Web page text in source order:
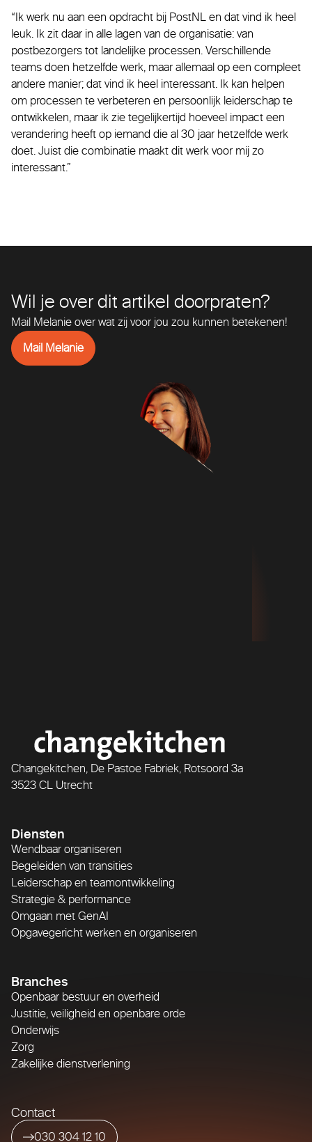
“Ik werk nu aan een opdracht bij PostNL en dat vind ik heel
leuk. Ik zit daar in alle lagen van de organisatie: van
postbezorgers tot landelijke processen. Verschillende
teams doen hetzelfde werk, maar allemaal op een compleet
andere manier; dat vind ik heel interessant. Ik kan helpen
om processen te verbeteren en persoonlijk leiderschap te
ontwikkelen, maar ik zie tegelijkertijd hoeveel impact een
verandering heeft op iemand die al 30 jaar hetzelfde werk
doet. Juist die combinatie maakt dit werk voor mij zo
interessant.”
Wil je over dit artikel doorpraten?
Mail Melanie over wat zij voor jou zou kunnen betekenen!
Mail Melanie
Changekitchen, De Pastoe Fabriek, Rotsoord 3a
3523 CL Utrecht
Diensten
Wendbaar organiseren
Begeleiden van transities
Leiderschap en teamontwikkeling
Strategie & performance
Omgaan met GenAI
Opgavegericht werken en organiseren
Branches
Openbaar bestuur en overheid
Justitie, veiligheid en openbare orde
Onderwijs
Zorg
Zakelijke dienstverlening
Contact
030 304 12 10